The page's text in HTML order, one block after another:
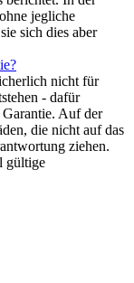
jegliche
sich dies aber
nicht für
- dafür
Garantie. Auf der
die nicht auf das
ziehen.
gültige